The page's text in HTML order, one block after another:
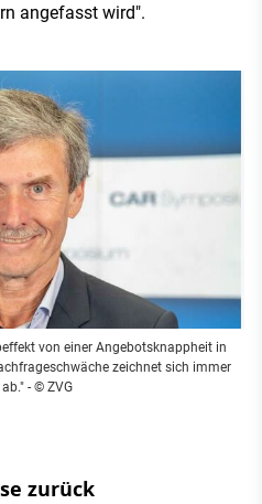
angefasst wird".
von einer Angebotsknappheit in
zeichnet sich immer
- © ZVG
zurück